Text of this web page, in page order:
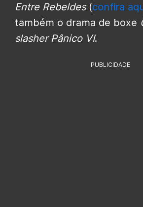
Entre Rebeldes(confira
também o drama de boxe
slasher Pânico VI.
PUBLICIDADE